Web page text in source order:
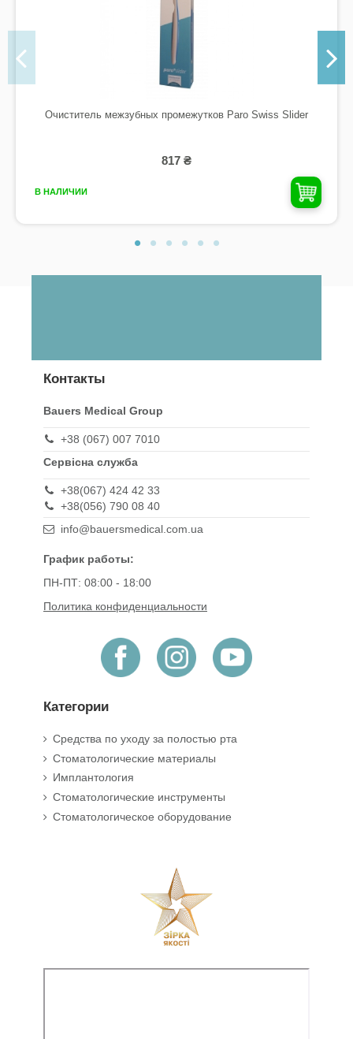
Очиститель межзубных промежутков Paro Swiss Slider
817 ₴
В НАЛИЧИИ
Контакты
Bauers Medical Group
+38 (067) 007 7010
Сервісна служба
+38(067) 424 42 33
+38(056) 790 08 40
info@bauersmedical.com.ua
График работы:
ПН-ПТ: 08:00 - 18:00
Политика конфиденциальности
Категории
Средства по уходу за полостью рта
Стоматологические материалы
Имплантология
Стоматологические инструменты
Стоматологическое оборудование